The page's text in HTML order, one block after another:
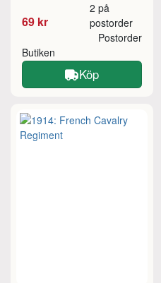
69 kr
2 på
postorder
Butiken
Postorder
Köp